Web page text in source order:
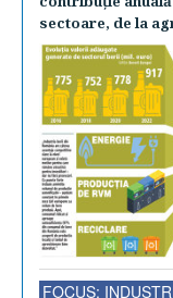
sectoare, de la
FOCUS: